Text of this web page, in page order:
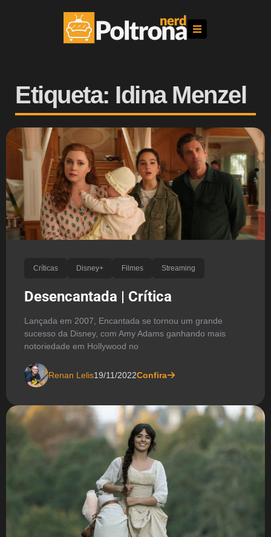
Etiqueta: Idina Menzel
Críticas Disney+ Filmes Streaming
Desencantada | Crítica
Lançada em 2007, Encantada se tornou um grande
sucesso da Disney, com Amy Adams ganhando mais
notoriedade em Hollywood no
Renan Lelis19/11/2022Confira